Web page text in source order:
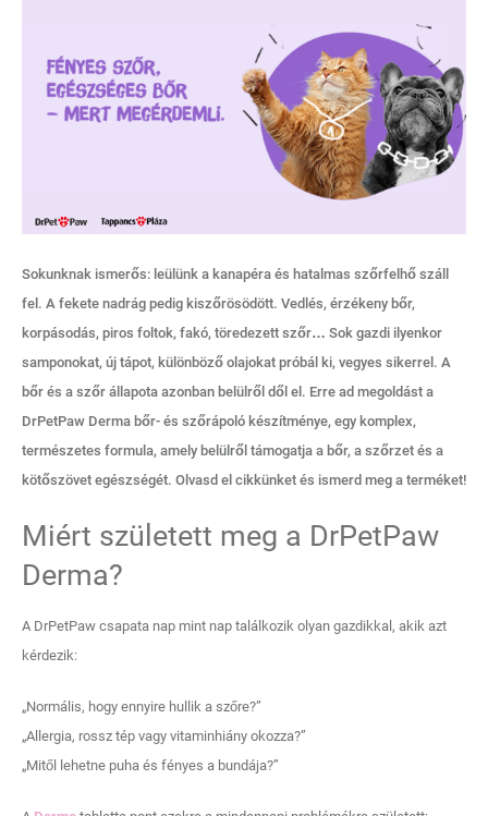
Sokunknak ismerős: leülünk a kanapéra és hatalmas szőrfelhő száll
fel. A fekete nadrág pedig kiszőrösödött. Vedlés, érzékeny bőr,
korpásodás, piros foltok, fakó, töredezett szőr… Sok gazdi ilyenkor
samponokat, új tápot, különböző olajokat próbál ki, vegyes sikerrel. A
bőr és a szőr állapota azonban belülről dől el. Erre ad megoldást a
DrPetPaw Derma bőr- és szőrápoló készítménye, egy komplex,
természetes formula, amely belülről támogatja a bőr, a szőrzet és a
kötőszövet egészségét. Olvasd el cikkünket és ismerd meg a terméket!
Miért született meg a DrPetPaw
Derma?
A DrPetPaw csapata nap mint nap találkozik olyan gazdikkal, akik azt
kérdezik:
„Normális, hogy ennyire hullik a szőre?”
„Allergia, rossz tép vagy vitaminhiány okozza?”
„Mitől lehetne puha és fényes a bundája?”